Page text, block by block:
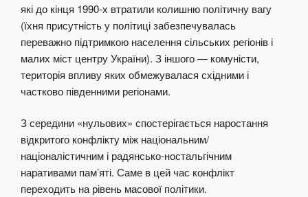
які до кінця 1990-х втратили колишню політичну вагу
(їхня присутність у політиці забезпечувалась
переважно підтримкою населення сільських регіонів і
малих міст центру України). З іншого — комуністи,
територія впливу яких обмежувалася східними і
частково південними регіонами.
З середини «нульових» спостерігається наростання
відкритого конфлікту між національним/
націоналістичним і радянсько-ностальгічним
наративами пам’яті. Саме в цей час конфлікт
переходить на рівень масової політики.